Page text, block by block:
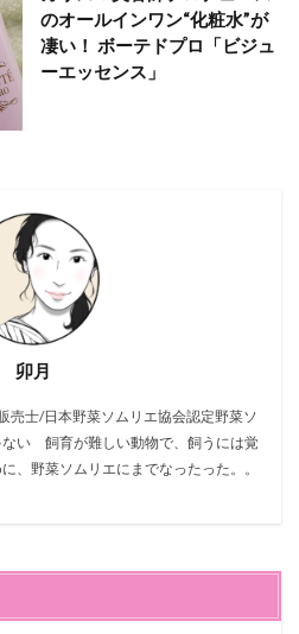
のオールインワン“化粧水”が
凄い！ ボーテドプロ「ビジュ
ーエッセンス」
卯月
売士/日本野菜ソムリエ協会認定野菜ソ
い 飼育が難しい動物で、飼うには覚
、野菜ソムリエにまでなったった。。